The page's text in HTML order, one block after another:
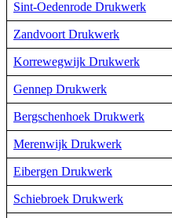
Sint-Oedenrode Drukwerk
Zandvoort Drukwerk
Korrewegwijk Drukwerk
Gennep Drukwerk
Bergschenhoek Drukwerk
Merenwijk Drukwerk
Eibergen Drukwerk
Schiebroek Drukwerk